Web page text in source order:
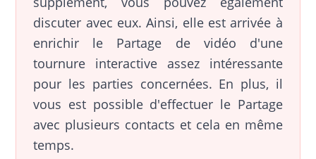
discuter avec eux. Ainsi, elle est arrivée à
enrichir le Partage de vidéo d'une
tournure interactive assez intéressante
pour les parties concernées. En plus, il
vous est possible d'effectuer le Partage
avec plusieurs contacts et cela en même
temps.